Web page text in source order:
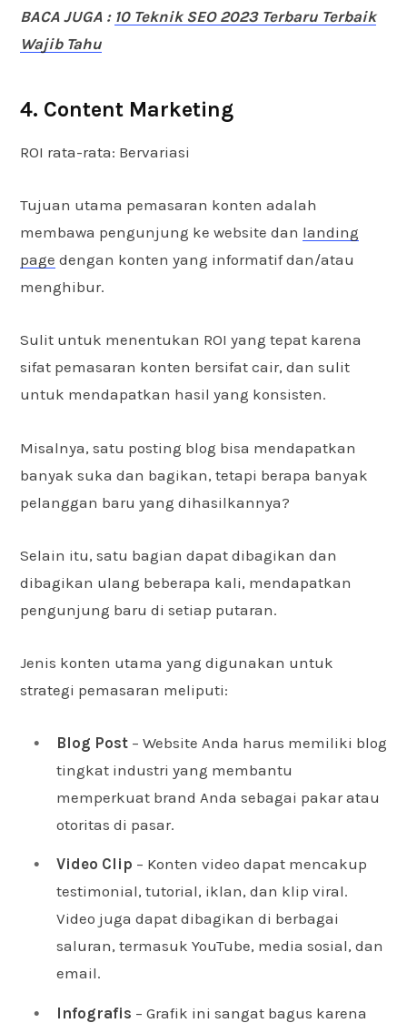
BACA JUGA : 10 Teknik SEO 2023 Terbaru Terbaik
Wajib Tahu
4. Content Marketing
ROI rata-rata: Bervariasi
Tujuan utama pemasaran konten adalah
membawa pengunjung ke website dan landing
page dengan konten yang informatif dan/atau
menghibur.
Sulit untuk menentukan ROI yang tepat karena
sifat pemasaran konten bersifat cair, dan sulit
untuk mendapatkan hasil yang konsisten.
Misalnya, satu posting blog bisa mendapatkan
banyak suka dan bagikan, tetapi berapa banyak
pelanggan baru yang dihasilkannya?
Selain itu, satu bagian dapat dibagikan dan
dibagikan ulang beberapa kali, mendapatkan
pengunjung baru di setiap putaran.
Jenis konten utama yang digunakan untuk
strategi pemasaran meliputi:
Blog Post – Website Anda harus memiliki blog
tingkat industri yang membantu
memperkuat brand Anda sebagai pakar atau
otoritas di pasar.
Video Clip – Konten video dapat mencakup
testimonial, tutorial, iklan, dan klip viral.
Video juga dapat dibagikan di berbagai
saluran, termasuk YouTube, media sosial, dan
email.
Infografis – Grafik ini sangat bagus karena